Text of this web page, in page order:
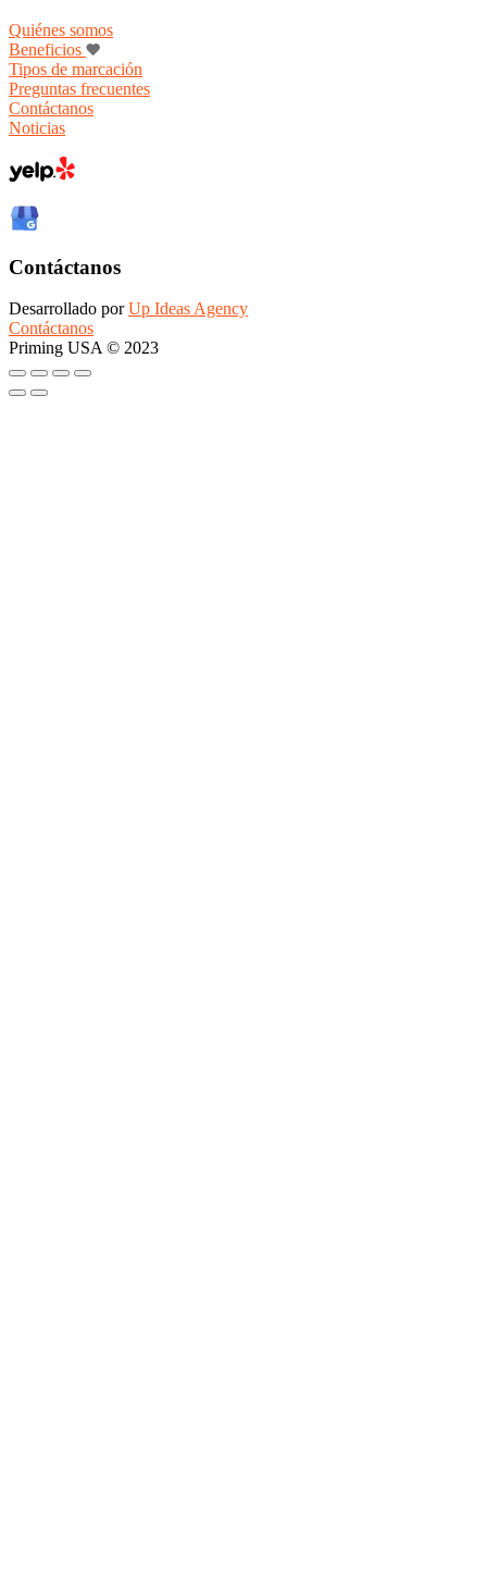
Quiénes somos
Beneficios
Tipos de marcación
Preguntas frecuentes
Contáctanos
Noticias
Contáctanos
Desarrollado porUp Ideas Agency
Contáctanos
Priming USA © 2023